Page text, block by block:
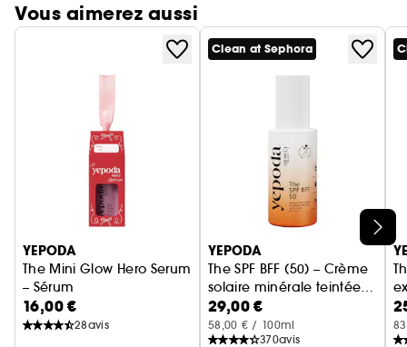
Vous aimerez aussi
Ignorer le carrousel produits
YEPODA
The Mini Glow Hero Serum
– Sérum
16,00 €
28avis
Clean at Sephora
YEPODA
The SPF BFF (50) – Crème
solaire minérale teintée
UVA/UVB SPF 50 PA+++
29,00 €
58,00 € / 100ml
370avis